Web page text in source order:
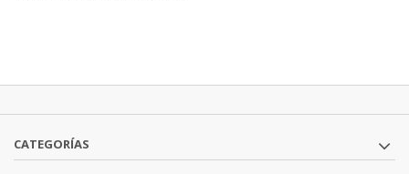
CATEGORÍAS